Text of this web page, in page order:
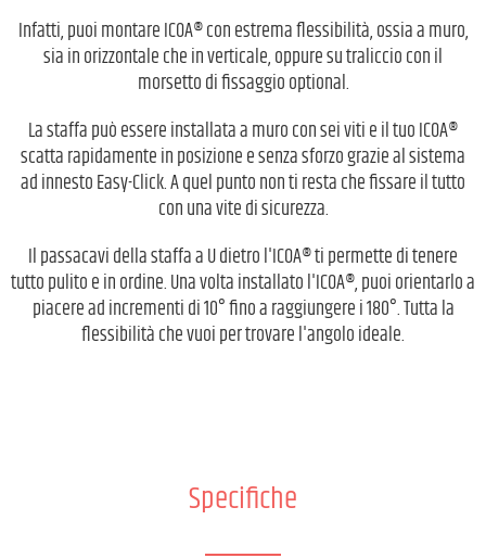
Infatti, puoi montare ICOA® con estrema flessibilità, ossia a muro,
sia in orizzontale che in verticale, oppure su traliccio con il
morsetto di fissaggio optional.
La staffa può essere installata a muro con sei viti e il tuo ICOA®
scatta rapidamente in posizione e senza sforzo grazie al sistema
ad innesto Easy-Click. A quel punto non ti resta che fissare il tutto
con una vite di sicurezza.
Il passacavi della staffa a U dietro l'ICOA® ti permette di tenere
tutto pulito e in ordine. Una volta installato l'ICOA®, puoi orientarlo a
piacere ad incrementi di 10° fino a raggiungere i 180°. Tutta la
flessibilità che vuoi per trovare l'angolo ideale.
Specifiche